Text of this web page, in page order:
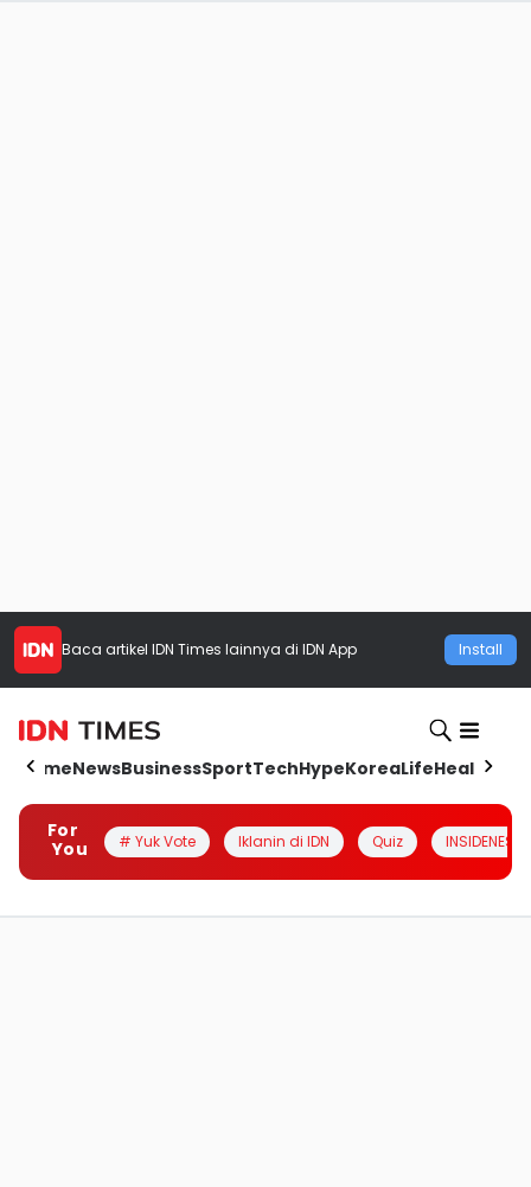
Baca artikel IDN Times lainnya di IDN App Install
HomeNewsBusinessSportTechHypeKoreaLifeHealth
For
You
# Yuk Vote Iklanin di IDN Quiz INSIDENESIA